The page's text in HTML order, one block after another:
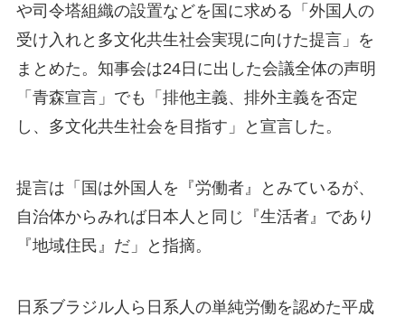
や司令塔組織の設置などを国に求める「外国人の
受け入れと多文化共生社会実現に向けた提言」を
まとめた。知事会は24日に出した会議全体の声明
「青森宣言」でも「排他主義、排外主義を否定
し、多文化共生社会を目指す」と宣言した。
提言は「国は外国人を『労働者』とみているが、
自治体からみれば日本人と同じ『生活者』であり
『地域住民』だ」と指摘。
日系ブラジル人ら日系人の単純労働を認めた平成